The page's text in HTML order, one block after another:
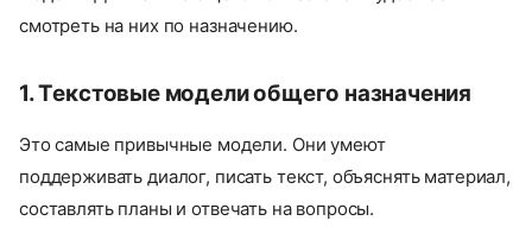
смотреть на них по назначению.
1. Текстовые модели общего назначения
Это самые привычные модели. Они умеют
поддерживать диалог, писать текст, объяснять материал,
составлять планы и отвечать на вопросы.